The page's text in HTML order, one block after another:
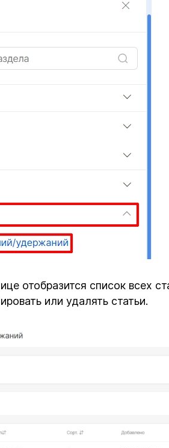
отобразится список всех
или удалять статьи.